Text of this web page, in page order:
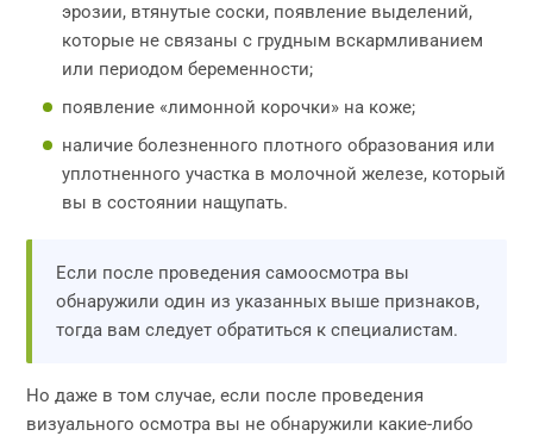
эрозии, втянутые соски, появление выделений,
которые не связаны с грудным вскармливанием
или периодом беременности;
появление «лимонной корочки» на коже;
наличие болезненного плотного образования или
уплотненного участка в молочной железе, который
вы в состоянии нащупать.
Если после проведения самоосмотра вы
обнаружили один из указанных выше признаков,
тогда вам следует обратиться к специалистам.
Но даже в том случае, если после проведения
визуального осмотра вы не обнаружили какие-либо